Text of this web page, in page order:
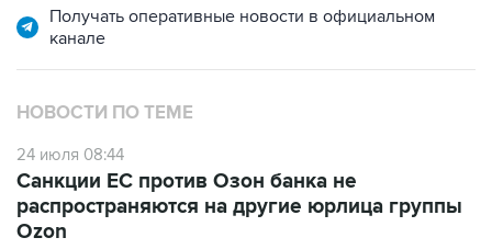
Получать оперативные новости в официальном
канале
НОВОСТИ ПО ТЕМЕ
24 июля 08:44
Санкции ЕС против Озон банка не
распространяются на другие юрлица группы
Ozon